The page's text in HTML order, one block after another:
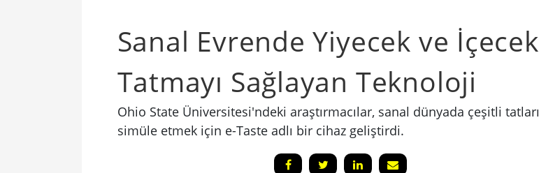
Sanal Evrende Yiyecek ve İçecek
Tatmayı Sağlayan Teknoloji
Ohio State Üniversitesi'ndeki araştırmacılar, sanal dünyada çeşitli tatları
simüle etmek için e-Taste adlı bir cihaz geliştirdi.